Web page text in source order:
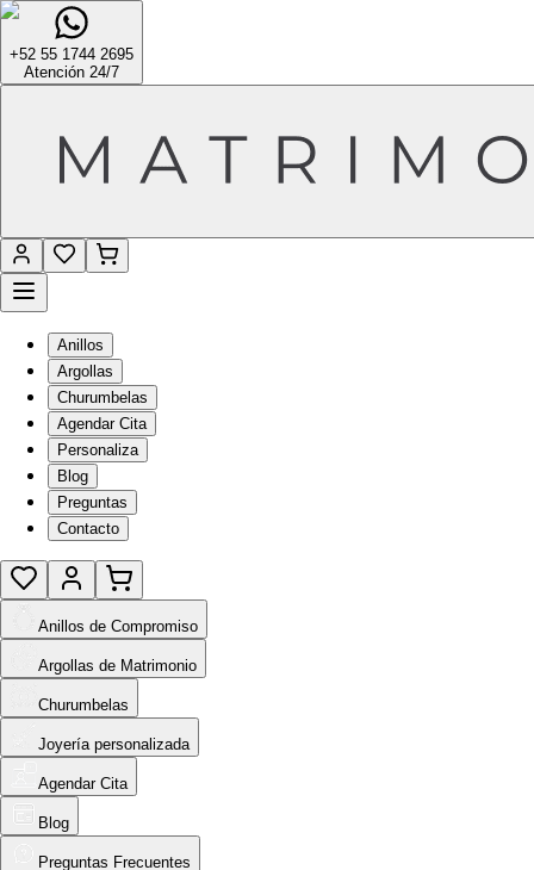
+52 55 1744 2695
Atención 24/7
Anillos
Argollas
Churumbelas
Agendar Cita
Personaliza
Blog
Preguntas
Contacto
Anillos de Compromiso
Argollas de Matrimonio
Churumbelas
Joyería personalizada
Agendar Cita
Blog
Preguntas Frecuentes